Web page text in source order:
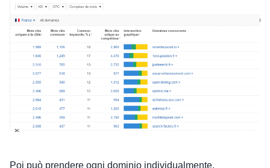
Poi può prendere ogni dominio individualmente,